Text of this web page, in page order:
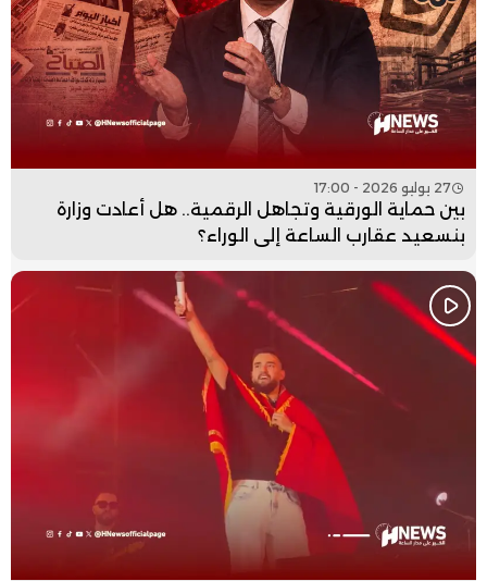
27 يوليو 2026 - 17:00
بين حماية الورقية وتجاهل الرقمية.. هل أعادت وزارة
بنسعيد عقارب الساعة إلى الوراء؟